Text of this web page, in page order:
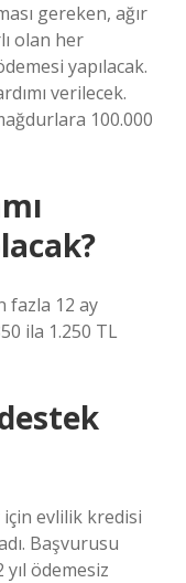
gereken, ağır
olan her
yapılacak.
verilecek.
100.000
fazla 12 ay
ila 1.250 TL
evlilik kredisi
Başvurusu
ödemesiz